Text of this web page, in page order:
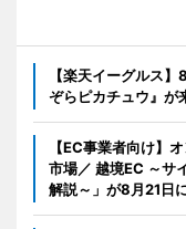
【楽天イーグルス
ぞらピカチュウ』が
【EC事業者向け】
市場／ 越境EC ～サ
解説～」が8月21日